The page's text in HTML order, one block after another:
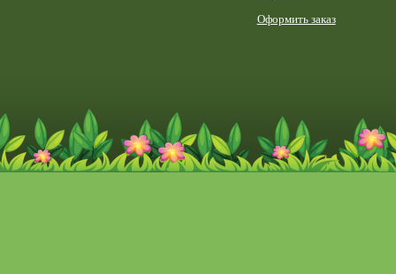
Оформить заказ